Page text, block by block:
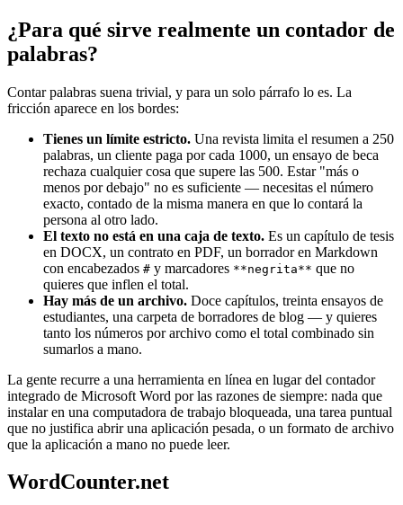
¿Para qué sirve realmente un contador de
palabras?
Contar palabras suena trivial, y para un solo párrafo lo es. La
fricción aparece en los bordes:
Tienes un límite estricto. Una revista limita el resumen a 250
palabras, un cliente paga por cada 1000, un ensayo de beca
rechaza cualquier cosa que supere las 500. Estar "más o
menos por debajo" no es suficiente — necesitas el número
exacto, contado de la misma manera en que lo contará la
persona al otro lado.
El texto no está en una caja de texto. Es un capítulo de tesis
en DOCX, un contrato en PDF, un borrador en Markdown
con encabezados # y marcadores **negrita** que no
quieres que inflen el total.
Hay más de un archivo. Doce capítulos, treinta ensayos de
estudiantes, una carpeta de borradores de blog — y quieres
tanto los números por archivo como el total combinado sin
sumarlos a mano.
La gente recurre a una herramienta en línea en lugar del contador
integrado de Microsoft Word por las razones de siempre: nada que
instalar en una computadora de trabajo bloqueada, una tarea puntual
que no justifica abrir una aplicación pesada, o un formato de archivo
que la aplicación a mano no puede leer.
WordCounter.net